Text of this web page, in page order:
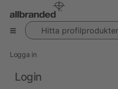
Hitta profilprodukter
Logga in
Login